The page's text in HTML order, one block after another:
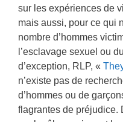
sur les expériences de
mais aussi, pour ce qui
nombre d’hommes
l’esclavage sexuel ou
d’exception, RLP, «
n’existe pas de
d’hommes ou de
flagrantes de préjudice.